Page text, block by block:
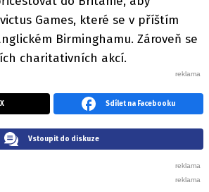
Games, které se v příštím
Birminghamu. Zároveň se
charitativních akcí.
Sdílet na Facebooku
Vstoupit do diskuze